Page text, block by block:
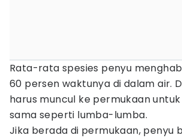
Rata-rata spesies penyu
60 persen waktunya di dalam air.
harus muncul ke permukaan
sama seperti lumba-lumba.
Jika berada di permukaan, penyu